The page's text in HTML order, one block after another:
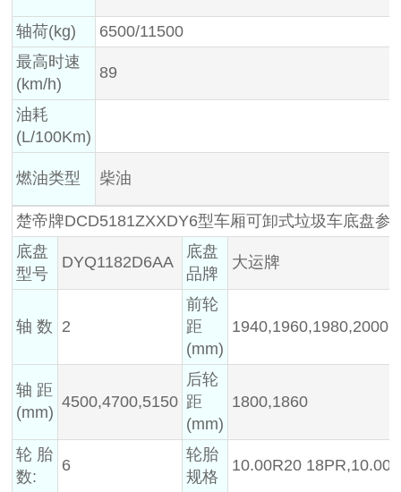
轴荷(kg)
6500/11500
最高时速
(km/h)
89
油耗
(L/100Km)
燃油类型 柴油
楚帝牌DCD5181ZXXDY6型车厢可卸式垃圾车底盘参
底盘
型号
DYQ1182D6AA
底盘
品牌
大运牌
轴 数 2
前轮
距
(mm)
1940,1960,1980,2000
轴 距
(mm)
4500,4700,5150
后轮
距
(mm)
1800,1860
轮 胎
数:
6
轮胎
规格
10.00R20